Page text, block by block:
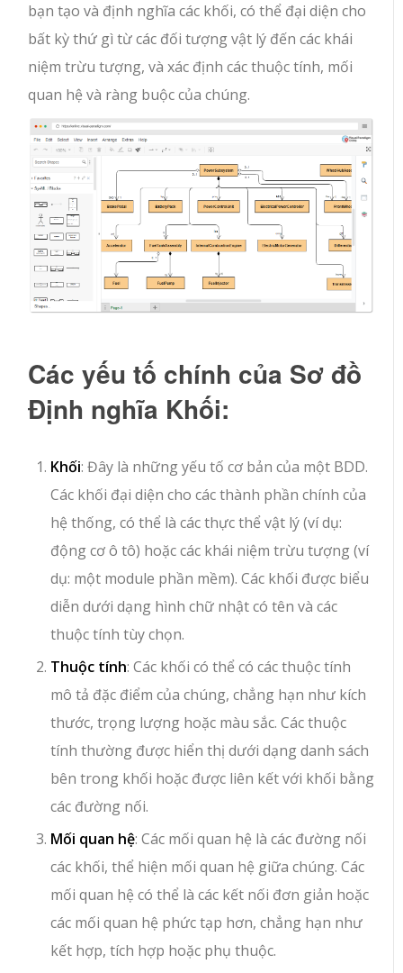
bạn tạo và định nghĩa các khối, có thể đại diện cho
bất kỳ thứ gì từ các đối tượng vật lý đến các khái
niệm trừu tượng, và xác định các thuộc tính, mối
quan hệ và ràng buộc của chúng.
Các yếu tố chính của Sơ đồ
Định nghĩa Khối:
Khối: Đây là những yếu tố cơ bản của một BDD.
Các khối đại diện cho các thành phần chính của
hệ thống, có thể là các thực thể vật lý (ví dụ:
động cơ ô tô) hoặc các khái niệm trừu tượng (ví
dụ: một module phần mềm). Các khối được biểu
diễn dưới dạng hình chữ nhật có tên và các
thuộc tính tùy chọn.
Thuộc tính: Các khối có thể có các thuộc tính
mô tả đặc điểm của chúng, chẳng hạn như kích
thước, trọng lượng hoặc màu sắc. Các thuộc
tính thường được hiển thị dưới dạng danh sách
bên trong khối hoặc được liên kết với khối bằng
các đường nối.
Mối quan hệ: Các mối quan hệ là các đường nối
các khối, thể hiện mối quan hệ giữa chúng. Các
mối quan hệ có thể là các kết nối đơn giản hoặc
các mối quan hệ phức tạp hơn, chẳng hạn như
kết hợp, tích hợp hoặc phụ thuộc.